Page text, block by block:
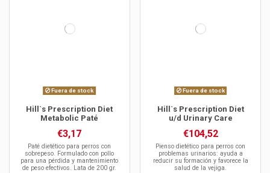
Fuera de stock
Hill`s Prescription Diet
Metabolic Paté
€3,17
Paté dietético para perros con
sobrepeso. Formulado con pollo
para una pérdida y mantenimiento
de peso efectivos. Lata de 200 gr.
Fuera de stock
Hill`s Prescription Diet
u/d Urinary Care
€104,52
Pienso dietético para perros con
problemas urinarios: ayuda a
reducir su formación y favorece la
salud de la vejiga.